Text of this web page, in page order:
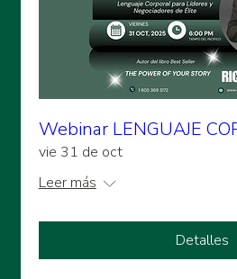
Webinar LENGUAJE
vie 31 de oct
Leer más
Detalles